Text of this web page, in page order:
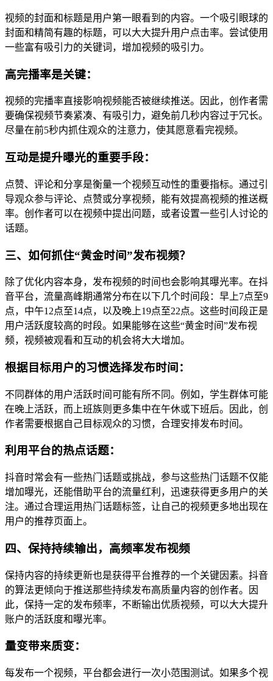
视频的封面和标题是用户第一眼看到的内容。一个吸引眼球的
封面和精简有趣的标题，可以大大提升用户点击率。尝试使用
一些富有吸引力的关键词，增加视频的吸引力。
高完播率是关键：
视频的完播率直接影响视频能否被继续推送。因此，创作者需
要确保视频节奏紧凑、有吸引力，避免前几秒内容过于冗长。
尽量在前5秒内抓住观众的注意力，使其愿意看完视频。
互动是提升曝光的重要手段：
点赞、评论和分享是衡量一个视频互动性的重要指标。通过引
导观众参与评论、点赞或分享视频，能有效提高视频的推送概
率。创作者可以在视频中提出问题，或者设置一些引人讨论的
话题。
三、如何抓住“黄金时间”发布视频？
除了优化内容本身，发布视频的时间也会影响其曝光率。在抖
音平台，流量高峰期通常分布在以下几个时间段：早上7点至9
点，中午12点至14点，以及晚上19点至22点。这些时间段正是
用户活跃度较高的时段。如果能够在这些“黄金时间”发布视
频，视频被观看和互动的机会将大大增加。
根据目标用户的习惯选择发布时间：
不同群体的用户活跃时间可能有所不同。例如，学生群体可能
在晚上活跃，而上班族则更多集中在午休或下班后。因此，创
作者需要根据自己目标观众的习惯，合理安排发布时间。
利用平台的热点话题：
抖音时常会有一些热门话题或挑战，参与这些热门话题不仅能
增加曝光，还能借助平台的流量红利，迅速获得更多用户的关
注。通过合理运用热门话题标签，让自己的视频更多地出现在
用户的推荐页面上。
四、保持持续输出，高频率发布视频
保持内容的持续更新也是获得平台推荐的一个关键因素。抖音
的算法更倾向于推送那些持续发布高质量内容的创作者。因
此，保持一定的发布频率，不断输出优质视频，可以大大提升
账户的活跃度和曝光率。
量变带来质变：
每发布一个视频，平台都会进行一次小范围测试。如果多个视